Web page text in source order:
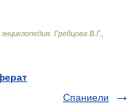
Гребцова В.Г.,
Спаниели